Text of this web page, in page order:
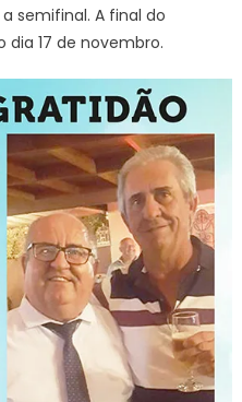
semifinal. A final do
17 de novembro.